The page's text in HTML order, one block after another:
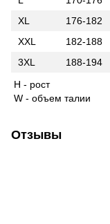
XL
176-182
XXL
182-188
3XL
188-194
H - рост
W - объем талии
Отзывы